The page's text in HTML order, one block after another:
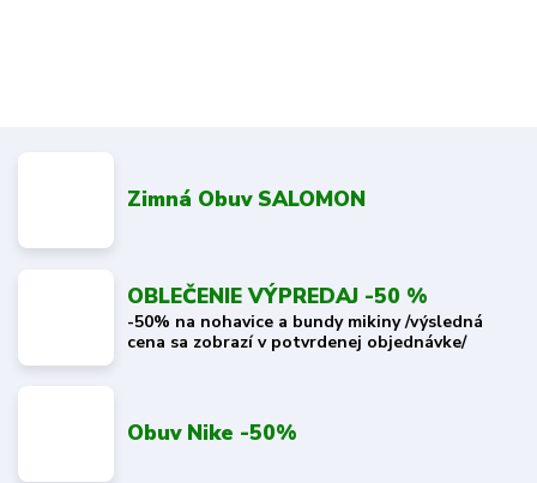
Zimná Obuv SALOMON
OBLEČENIE VÝPREDAJ -50 %
-50% na nohavice a bundy mikiny /výsledná
cena sa zobrazí v potvrdenej objednávke/
Obuv Nike -50%